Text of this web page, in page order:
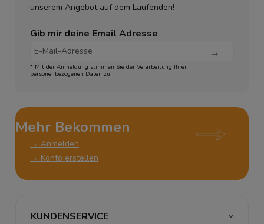
unserem Angebot auf dem Laufenden!
Gib mir deine Email Adresse
* Mit der Anmeldung stimmen Sie der Verarbeitung Ihrer
personenbezogenen Daten zu
Mehr Bekommen
→ Anmelden
→ Konto erstellen
KUNDENSERVICE